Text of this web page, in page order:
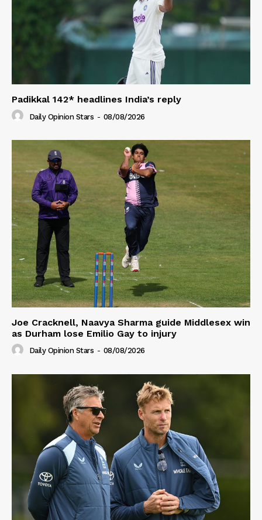
Padikkal 142* headlines India’s reply
Daily Opinion Stars - 08/08/2026
Joe Cracknell, Naavya Sharma guide Middlesex win
as Durham lose Emilio Gay to injury
Daily Opinion Stars - 08/08/2026